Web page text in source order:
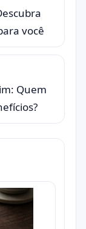
você
Quem